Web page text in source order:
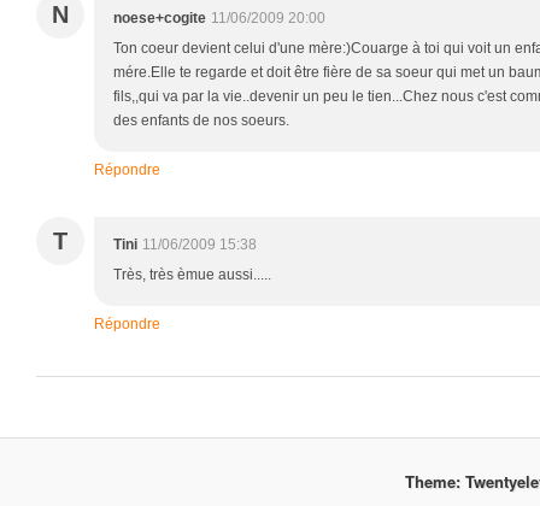
N noese+cogite 11/06/2009 20:00
Ton coeur devient celui d'une mère:)Couarge à toi qui voit un
mére.Elle te regarde et doit être fière de sa soeur qui met un
fils,,qui va par la vie..devenir un peu le tien...Chez nous c'est
des enfants de nos soeurs.
Répondre
T Tini 11/06/2009 15:38
Très, très èmue aussi.....
Répondre
Theme: